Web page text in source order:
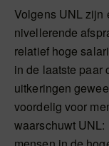
Volgens UNL zijn
nivellerende
relatief hoge
in de laatste paar
uitkeringen
voordelig voor
waarschuwt UNL: